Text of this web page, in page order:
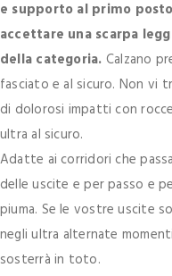
e supporto al primo
accettare una scarpa
della categoria. Calzano
fasciato e al sicuro. Non vi
di dolorosi impatti con
ultra al sicuro.
Adatte ai corridori che
delle uscite e per passo e
piuma. Se le vostre uscite
negli ultra alternate
sosterrà in toto.